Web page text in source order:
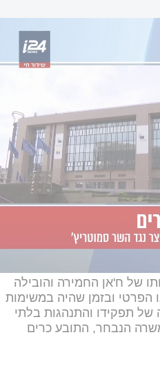
ממצאיו של חקירת או"ם
שופטים חיצוניים טען
סביר", הלשכה המבצעת דחתה
מינית עם הקורבן",
27 העמודים שנחשף ברויטרס, מ-8 ביוני. לפי הדו"ח, הקשר החל במרץ
המרות, מערכת יחסים
של ח'אן החמירה והובילה
ובזמן שהיה במשימות
תפקידו והתנהגות בלתי
הנבחר, התובע כרים